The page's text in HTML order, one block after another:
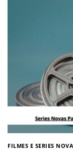
FILMES E SERIES